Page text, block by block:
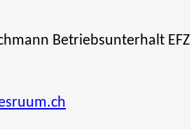
Betriebsunterhalt EFZ